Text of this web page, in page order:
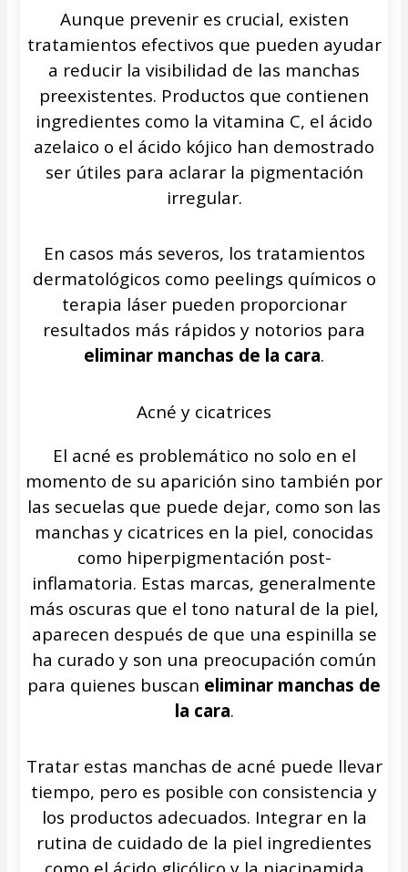
Aunque prevenir es crucial, existen
tratamientos efectivos que pueden ayudar
a reducir la visibilidad de las manchas
preexistentes. Productos que contienen
ingredientes como la vitamina C, el ácido
azelaico o el ácido kójico han demostrado
ser útiles para aclarar la pigmentación
irregular.
En casos más severos, los tratamientos
dermatológicos como peelings químicos o
terapia láser pueden proporcionar
resultados más rápidos y notorios para
eliminar manchas de la cara.
Acné y cicatrices
El acné es problemático no solo en el
momento de su aparición sino también por
las secuelas que puede dejar, como son las
manchas y cicatrices en la piel, conocidas
como hiperpigmentación post-
inflamatoria. Estas marcas, generalmente
más oscuras que el tono natural de la piel,
aparecen después de que una espinilla se
ha curado y son una preocupación común
para quienes buscan eliminar manchas de
la cara.
Tratar estas manchas de acné puede llevar
tiempo, pero es posible con consistencia y
los productos adecuados. Integrar en la
rutina de cuidado de la piel ingredientes